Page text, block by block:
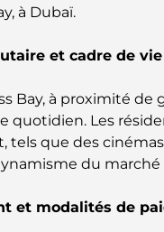
à Dubaï.
et cadre de vie
Bay, à proximité
quotidien. Les
tels que des
du marché
et modalités de